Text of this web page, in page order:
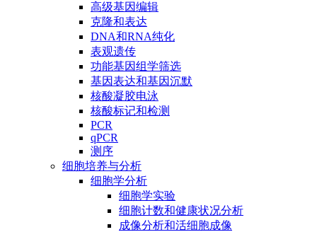
高级基因编辑
克隆和表达
DNA和RNA纯化
表观遗传
功能基因组学筛选
基因表达和基因沉默
核酸凝胶电泳
核酸标记和检测
PCR
qPCR
测序
细胞培养与分析
细胞学分析
细胞学实验
细胞计数和健康状况分析
成像分析和活细胞成像